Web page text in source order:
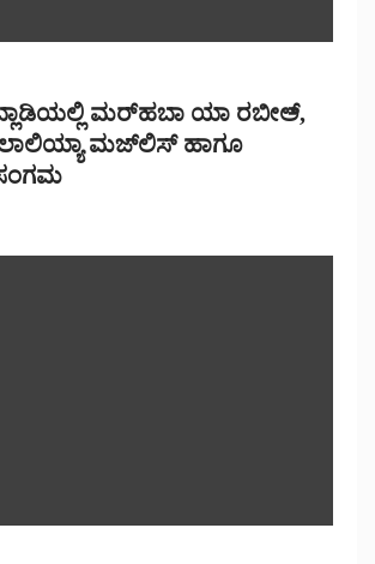
ಮರ್‌‌ಹಬಾ ಯಾ ರಬೀಅ್,
ಮಜ್‌‌ಲಿಸ್‌‌ ಹಾಗೂ